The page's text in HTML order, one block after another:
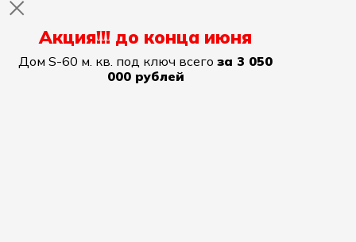
Акция!!! до конца июня
Дом S-60 м. кв. под ключ всего за 3 050
000 рублей